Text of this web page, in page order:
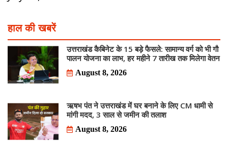
हाल की खबरें
उत्तराखंड कैबिनेट के 15 बड़े फैसले: सामान्य वर्ग को भी गौ
पालन योजना का लाभ, हर महीने 7 तारीख तक मिलेगा वेतन
August 8, 2026
ऋषभ पंत ने उत्तराखंड में घर बनाने के लिए CM धामी से
मांगी मदद, 3 साल से जमीन की तलाश
August 8, 2026